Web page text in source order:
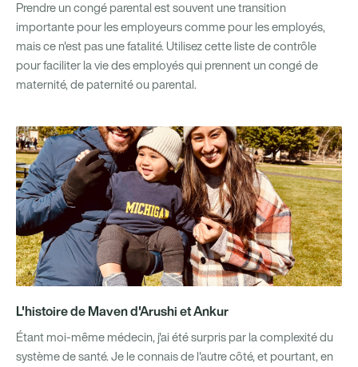
Prendre un congé parental est souvent une transition
importante pour les employeurs comme pour les employés,
mais ce n'est pas une fatalité. Utilisez cette liste de contrôle
pour faciliter la vie des employés qui prennent un congé de
maternité, de paternité ou parental.
L'histoire de Maven d'Arushi et Ankur
Étant moi-même médecin, j'ai été surpris par la complexité du
système de santé. Je le connais de l'autre côté, et pourtant, en